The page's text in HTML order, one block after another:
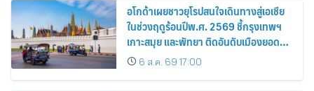
อโกด้าเผยชาวยุโรปสนใจเดินทางสู่เอเชีย
ในช่วงฤดูร้อนปีพ.ศ. 2569 ชี้กรุงเทพฯ
เกาะสมุย และพัทยา ติดอันดับเมืองยอด
นิยม6 ส.ค. 69 17:00